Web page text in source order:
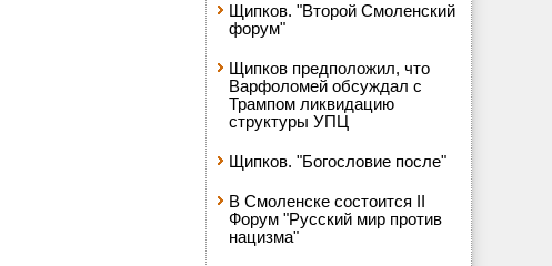
Щипков. "Второй Смоленский
форум"
Щипков предположил, что
Варфоломей обсуждал с
Трампом ликвидацию
структуры УПЦ
Щипков. "Богословие после"
В Смоленске состоится II
Форум "Русский мир против
нацизма"